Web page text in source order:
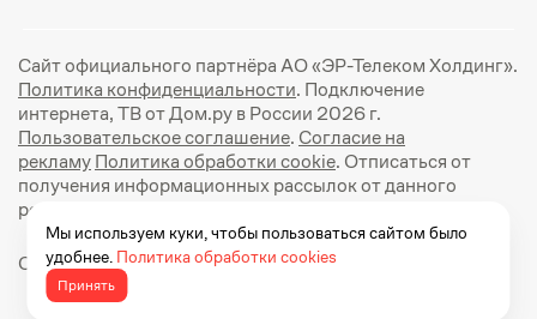
Сайт официального партнёра АО «ЭР-Телеком Холдинг».
Политика конфиденциальности. Подключение
интернета, ТВ от Дом.ру в России 2026 г.
Пользовательское соглашение. Согласие на
рекламуПолитика обработки cookie. Отписаться от
получения информационных рассылок от данного
ресурса можно на
Официальный сайт Дом.ру: https://dom.ru
Мы используем куки, чтобы пользоваться сайтом было
удобнее. Политика обработки cookies
Принять